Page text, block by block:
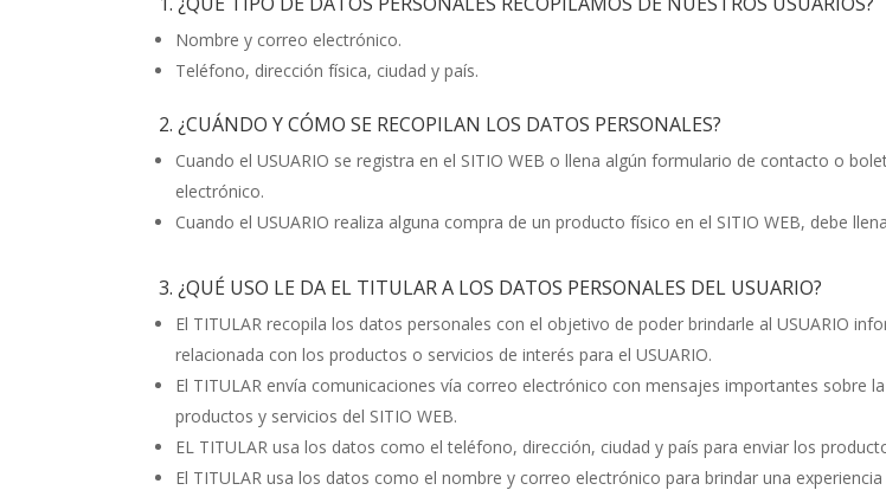
Nombre y correo electrónico.
Teléfono, dirección física, ciudad y país.
2. ¿CUÁNDO Y CÓMO SE RECOPILAN LOS DATOS PERSONALES?
Cuando el USUARIO se registra en el SITIO WEB o llena algún formulario de contacto o
electrónico.
Cuando el USUARIO realiza alguna compra de un producto físico en el SITIO WEB, debe
3. ¿QUÉ USO LE DA EL TITULAR A LOS DATOS PERSONALES DEL USUARIO?
El TITULAR recopila los datos personales con el objetivo de poder brindarle al USUARIO
relacionada con los productos o servicios de interés para el USUARIO.
El TITULAR envía comunicaciones vía correo electrónico con mensajes importantes sobre
productos y servicios del SITIO WEB.
EL TITULAR usa los datos como el teléfono, dirección, ciudad y país para enviar los
El TITULAR usa los datos como el nombre y correo electrónico para brindar una experiencia